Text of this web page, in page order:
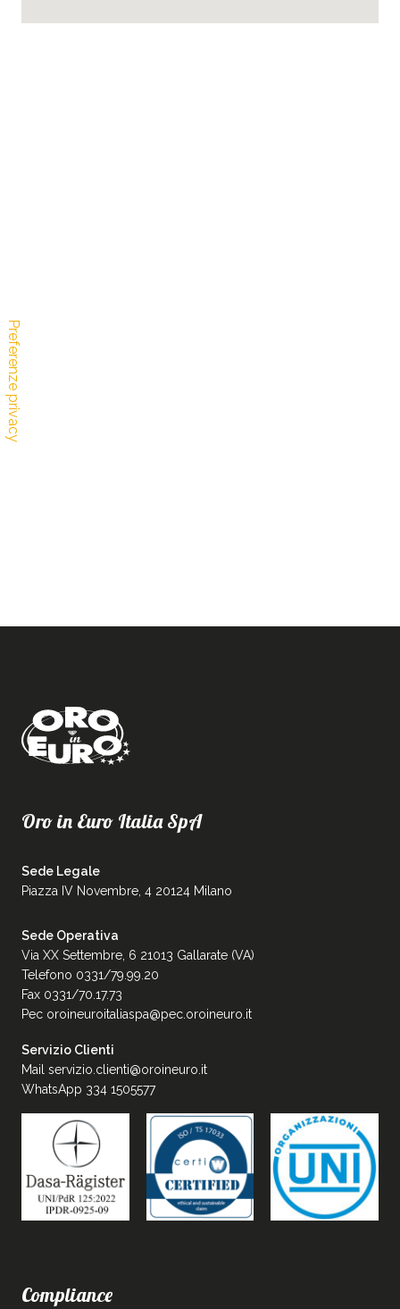
Oro in Euro Italia SpA
Sede Legale
Piazza IV Novembre, 4 20124 Milano
Sede Operativa
Via XX Settembre, 6 21013 Gallarate (VA)
Telefono 0331/79.99.20
Fax 0331/70.17.73
Pec oroineuroitaliaspa@pec.oroineuro.it
Servizio Clienti
Mail servizio.clienti@oroineuro.it
WhatsApp 334 1505577
Compliance